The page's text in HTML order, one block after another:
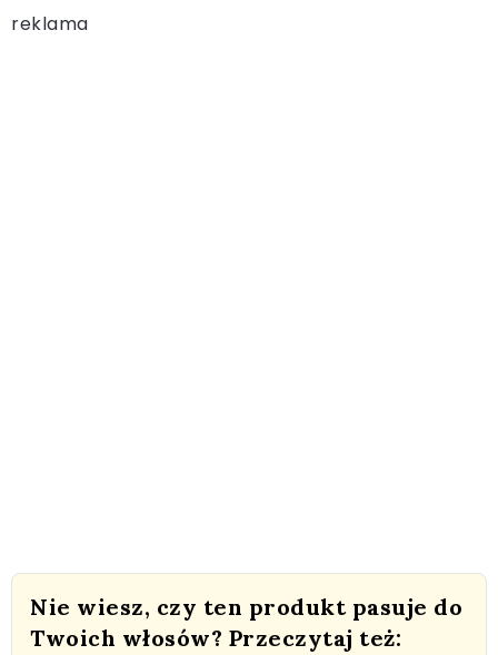
reklama
Nie wiesz, czy ten produkt pasuje do
Twoich włosów? Przeczytaj też: